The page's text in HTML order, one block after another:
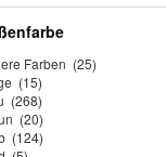
Farben (25)
(15)
(268)
(20)
(124)